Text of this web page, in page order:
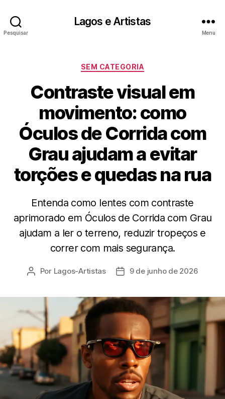
Pesquisar
Lagos e Artistas
Menu
Categorias
SEM CATEGORIA
Contraste visual em
movimento: como
Óculos de Corrida com
Grau ajudam a evitar
torções e quedas na rua
Entenda como lentes com contraste
aprimorado em Óculos de Corrida com Grau
ajudam a ler o terreno, reduzir tropeços e
correr com mais segurança.
Autor
Por Lagos-Artistas
Data9 de junho de 2026